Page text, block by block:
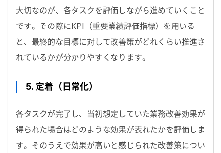
大切なのが、各タスクを評価しながら進めていくこと
です。その際にKPI（重要業績評価指標）を用いる
と、最終的な目標に対して改善策がどれくらい推進さ
れているかが分かりやすくなります。
5. 定着（日常化）
各タスクが完了し、当初想定していた業務改善効果が
得られた場合はどのような効果が表れたかを評価しま
す。そのうえで効果が高いと感じられた改善策につい